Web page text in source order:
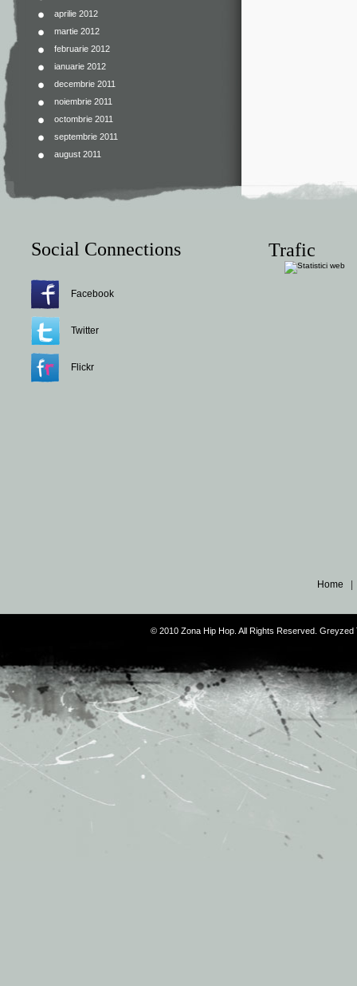
aprilie 2012
martie 2012
februarie 2012
ianuarie 2012
decembrie 2011
noiembrie 2011
octombrie 2011
septembrie 2011
august 2011
Social Connections
Facebook
Twitter
Flickr
Trafic
Home
© 2010 Zona Hip Hop. All Rights Reserved.